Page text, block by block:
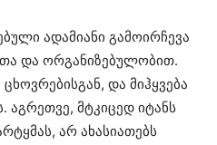
ადამიანი გამოირჩევა
და ორგანიზებულობით.
და მიჰყვება
აგრეთვე, მტკიცედ იტანს
არ ახასიათებს